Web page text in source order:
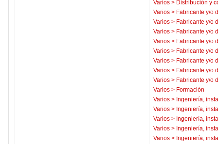
Varios > Distribución y
Varios > Fabricante y/o
Varios > Fabricante y/o
Varios > Fabricante y/o
Varios > Fabricante y/o
Varios > Fabricante y/o
Varios > Fabricante y/o
Varios > Fabricante y/o
Varios > Fabricante y/o
Varios > Formación
Varios > Ingeniería,
Varios > Ingeniería,
Varios > Ingeniería,
Varios > Ingeniería,
Varios > Ingeniería,